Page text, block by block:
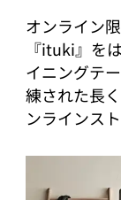
オンライン
『ituki』を
イニングテ
練された長
ンラインス